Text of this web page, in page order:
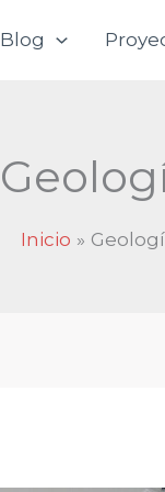
Blog
Inicio